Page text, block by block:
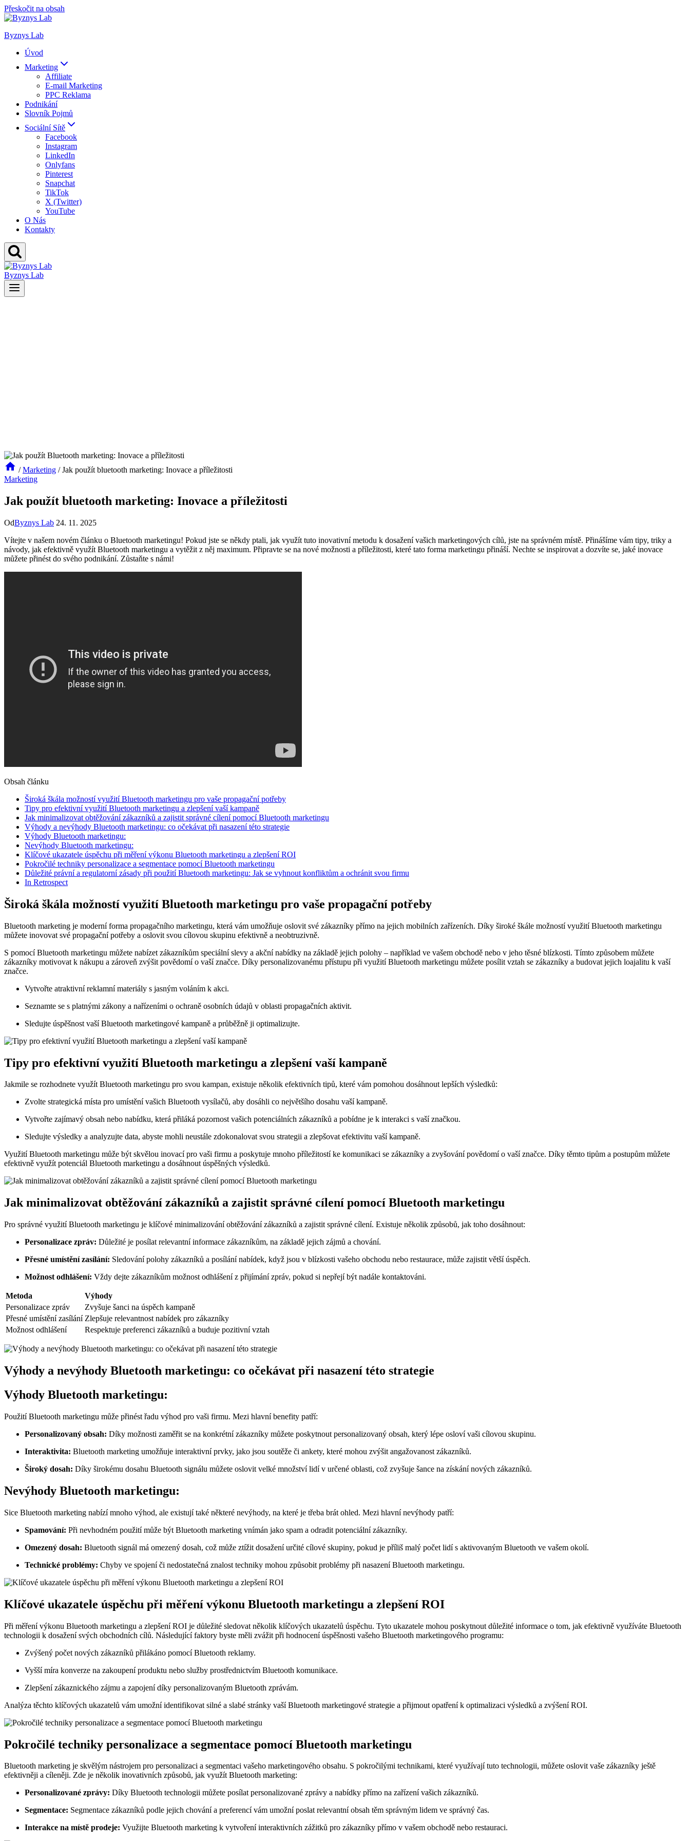
Přeskočit na obsah
Byznys Lab
Úvod
Marketing
Affiliate
E-mail Marketing
PPC Reklama
Podnikání
Slovník Pojmů
Sociální Sítě
Facebook
Instagram
LinkedIn
Onlyfans
Pinterest
Snapchat
TikTok
X (Twitter)
YouTube
O Nás
Kontakty
Byznys Lab
/ Marketing / Jak použít bluetooth marketing: Inovace a příležitosti
Marketing
Jak použít bluetooth marketing: Inovace a příležitosti
OdByznys Lab 24. 11. 2025
Vítejte v⁣ našem novém článku o Bluetooth‌ marketingu! Pokud jste se někdy ptali, jak využít tuto inovativní‍ metodu k ‍dosažení vašich marketingových cílů, jste na správném místě. ‍Přinášíme vám ⁤tipy, triky‌ a
návody,⁣ jak ‍efektivně využít Bluetooth ⁣marketingu a vytěžit z něj maximum. Připravte se na nové možnosti a⁣ příležitosti, ⁤které tato forma marketingu přináší. Nechte se⁢ inspirovat a dozvíte se, jaké inovace
můžete přinést do svého podnikání. Zůstaňte‍ s námi!
Obsah článku
Široká​ škála možností využití Bluetooth marketingu pro vaše propagační potřeby
Tipy pro efektivní využití Bluetooth ‌marketingu a zlepšení vaší kampaně
Jak ‍minimalizovat obtěžování zákazníků a‍ zajistit správné cílení pomocí Bluetooth marketingu
Výhody a nevýhody Bluetooth⁤ marketingu: co ⁣očekávat při nasazení této strategie
Výhody Bluetooth ⁣marketingu:
Nevýhody Bluetooth marketingu:
Klíčové ukazatele úspěchu ⁣při měření výkonu Bluetooth marketingu a zlepšení ROI
Pokročilé‍ techniky personalizace a segmentace pomocí Bluetooth​ marketingu
Důležité právní a regulatorní zásady při použití Bluetooth marketingu: Jak se vyhnout ‍konfliktům a ochránit svou firmu
In Retrospect
Široká​ škála možností využití Bluetooth marketingu pro vaše propagační potřeby
Bluetooth marketing je moderní forma propagačního ⁤marketingu, která vám umožňuje oslovit ​své​ zákazníky⁢ přímo na jejich mobilních zařízeních. Díky⁤ široké škále možností využití Bluetooth marketingu
můžete inovovat své propagační potřeby a oslovit svou cílovou skupinu‍ efektivně a neobtruzivně.
S pomocí Bluetooth marketingu můžete nabízet zákazníkům speciální ⁣slevy a akční nabídky na základě ​jejich polohy – například ve vašem obchodě nebo‍ v jeho těsné blízkosti.​ Tímto způsobem⁤ můžete⁣
zákazníky motivovat k ⁤nákupu a​ zároveň zvýšit povědomí o ​vaší značce. Díky personalizovanému přístupu při​ využití Bluetooth marketingu můžete posílit vztah se‌ zákazníky a budovat jejich loajalitu k vaší
značce.
Vytvořte atraktivní reklamní materiály s jasným voláním‍ k akci.
Seznamte⁣ se s platnými zákony⁤ a​ nařízeními o⁢ ochraně osobních‍ údajů v‍ oblasti propagačních ​aktivit.
Sledujte úspěšnost vaší Bluetooth marketingové kampaně a průběžně ji optimalizujte.
Tipy pro efektivní využití Bluetooth ‌marketingu a zlepšení vaší kampaně
Jakmile se rozhodnete využít Bluetooth marketingu pro svou kampan, ‍existuje několik ‌efektivních tipů, které vám‍ pomohou dosáhnout lepších výsledků:
Zvolte strategická místa pro ⁤umístění vašich Bluetooth vysílačů, aby dosáhli co největšího dosahu ⁤vaší kampaně.
Vytvořte zajímavý obsah nebo nabídku, která přiláká pozornost vašich potenciálních‌ zákazníků ⁣a ⁤pobídne je k⁣ interakci s ​vaší značkou.
Sledujte‍ výsledky a⁤ analyzujte data, abyste ​mohli neustále zdokonalovat​ svou strategii a zlepšovat efektivitu vaší kampaně.
Využití Bluetooth marketingu může být skvělou inovací pro ‍vaši firmu a poskytuje mnoho‍ příležitostí ke komunikaci se ⁤zákazníky a zvyšování povědomí⁢ o ‍vaší značce. Díky ​těmto tipům a ‍postupům můžete
efektivně‍ využít potenciál Bluetooth⁣ marketingu a dosáhnout ​úspěšných výsledků.
Jak ‍minimalizovat obtěžování zákazníků a‍ zajistit správné cílení pomocí Bluetooth marketingu
Pro správné využití Bluetooth ⁣marketingu je klíčové minimalizování obtěžování zákazníků a zajistit správné‍ cílení. Existuje ‍několik způsobů, jak toho dosáhnout:
Personalizace zpráv: Důležité je posílat relevantní informace zákazníkům, na základě jejich zájmů a chování.
Přesné umístění zasílání: Sledování polohy zákazníků ⁤a posílání nabídek,⁣ když jsou v blízkosti​ vašeho obchodu nebo ‍restaurace, může zajistit ⁤větší ‌úspěch.
Možnost odhlášení: Vždy ‍dejte ​zákazníkům možnost odhlášení z přijímání ⁣zpráv, pokud si nepřejí být⁤ nadále kontaktováni.
Metoda
Výhody
Personalizace zpráv
Zvyšuje⁣ šanci na úspěch kampaně
Přesné umístění zasílání Zlepšuje ⁣relevantnost nabídek pro zákazníky
Možnost odhlášení
Respektuje preferenci zákazníků ​a buduje pozitivní vztah
Výhody a nevýhody Bluetooth⁤ marketingu: co ⁣očekávat při nasazení této strategie
Výhody Bluetooth ⁣marketingu:
Použití Bluetooth marketingu‌ může přinést řadu výhod‍ pro vaši firmu. Mezi hlavní benefity⁢ patří:
Personalizovaný ⁢obsah: ⁤Díky možnosti zaměřit se na konkrétní zákazníky můžete⁤ poskytnout personalizovaný​ obsah, který ⁤lépe ⁤osloví vaši cílovou skupinu.
Interaktivita: Bluetooth marketing umožňuje interaktivní prvky, jako jsou soutěže ⁤či ankety,⁢ které mohou zvýšit‍ angažovanost​ zákazníků.
Široký ​dosah: Díky širokému dosahu ‍Bluetooth signálu ​můžete oslovit velké​ množství lidí v určené oblasti, což zvyšuje šance na získání nových zákazníků.
Nevýhody Bluetooth marketingu:
Sice ⁤Bluetooth⁣ marketing ‌nabízí mnoho výhod, ale existují také některé nevýhody, na které je⁣ třeba brát ohled. Mezi hlavní nevýhody patří:
Spamování: Při nevhodném použití může být Bluetooth marketing vnímán ⁣jako spam a odradit potenciální zákazníky.
Omezený dosah: Bluetooth ⁤signál má omezený dosah, což může ztížit dosažení určité cílové skupiny, pokud je příliš​ malý počet lidí s aktivovaným Bluetooth ve vašem okolí.
Technické ​problémy: Chyby ve spojení či nedostatečná ⁢znalost ‌techniky mohou způsobit problémy při nasazení Bluetooth marketingu.
Klíčové ukazatele úspěchu ⁣při měření výkonu Bluetooth marketingu a zlepšení ROI
Při měření výkonu Bluetooth marketingu⁣ a zlepšení ROI je důležité sledovat několik klíčových ukazatelů⁣ úspěchu. Tyto ukazatele ⁣mohou poskytnout‍ důležité informace‍ o⁤ tom, jak efektivně ‌využíváte‌ Bluetooth
technologii k dosažení svých obchodních cílů. Následující faktory byste měli zvážit při hodnocení ​úspěšnosti vašeho Bluetooth marketingového programu:
Zvýšený počet nových zákazníků přilákáno pomocí Bluetooth ⁤reklamy.
Vyšší ​míra konverze na⁤ zakoupení produktu nebo služby⁢ prostřednictvím Bluetooth komunikace.
Zlepšení⁢ zákaznického zájmu a ​zapojení⁣ díky personalizovaným Bluetooth‌ zprávám.
Analýza těchto‍ klíčových ukazatelů vám umožní identifikovat silné a slabé stránky vaší⁣ Bluetooth marketingové strategie a přijmout opatření k optimalizaci výsledků a zvýšení ROI.
Pokročilé‍ techniky personalizace a segmentace pomocí Bluetooth​ marketingu
Bluetooth marketing je skvělým nástrojem pro ⁢personalizaci a segmentaci vašeho marketingového obsahu. S pokročilými technikami, ⁤které využívají tuto technologii, můžete oslovit vaše zákazníky ještě
efektivněji a cíleněji. Zde‍ je několik ⁤inovativních‍ způsobů, jak využít ⁣Bluetooth marketing:
Personalizované zprávy: Díky Bluetooth technologii můžete posílat personalizované zprávy a nabídky přímo na zařízení vašich ‌zákazníků.
Segmentace: Segmentace zákazníků podle jejich chování a preferencí vám umožní poslat relevantní obsah těm správným lidem ve správný čas.
Interakce na místě prodeje: Využijte Bluetooth marketing ‍k vytvoření interaktivních‌ zážitků pro ‍zákazníky ​přímo v vašem ⁣obchodě nebo restauraci.